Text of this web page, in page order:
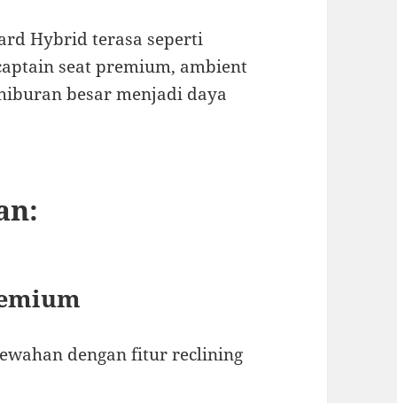
Hybrid terasa seperti
seat premium, ambient
besar menjadi daya
dengan fitur reclining